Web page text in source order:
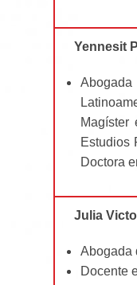
Yennesit
Abogada
Magíster
Estudios
Doctora
Julia
Abogada
Docente